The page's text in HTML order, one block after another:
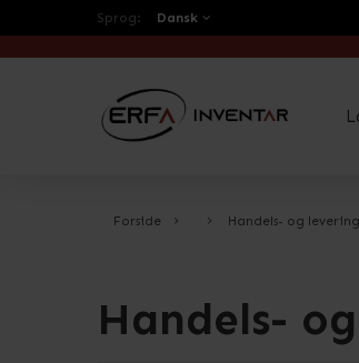
Sprog: Dansk
Forside Handels- og
Handels-